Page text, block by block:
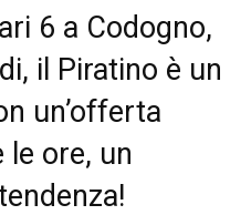
6 a Codogno,
il Piratino è un
un’offerta
ore, un